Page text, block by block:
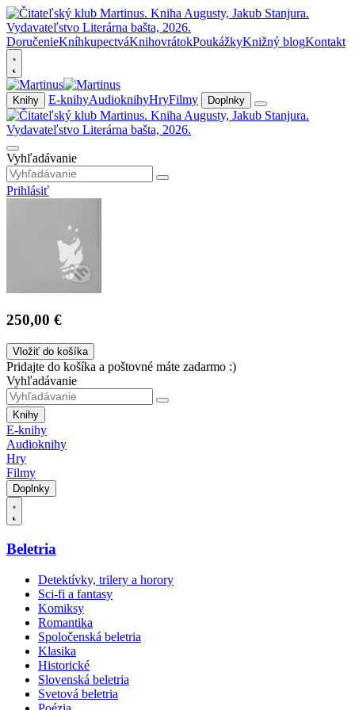
DoručenieKníhkupectváKnihovrátokPoukážkyKnižný blogKontakt
Knihy E-knihyAudioknihyHryFilmy Doplnky
Vyhľadávanie
Prihlásiť
250,00 €
Vložiť do košíka
Pridajte do košíka a poštovné máte zadarmo :)
Vyhľadávanie
Knihy
E-knihy
Audioknihy
Hry
Filmy
Doplnky
Beletria
Detektívky, trilery a horory
Sci-fi a fantasy
Komiksy
Romantika
Spoločenská beletria
Klasika
Historické
Slovenská beletria
Svetová beletria